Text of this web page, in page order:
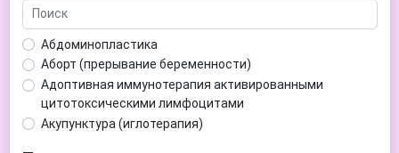
Аденома простаты
Аденома щитовидной железы
Аденомиоз
Адентия
Азооспермия
Акне (угри)
Алкоголизм
Абдоминопластика
Аборт (прерывание беременности)
Адоптивная иммунотерапия активированными
цитотоксическими лимфоцитами
Акупунктура (иглотерапия)